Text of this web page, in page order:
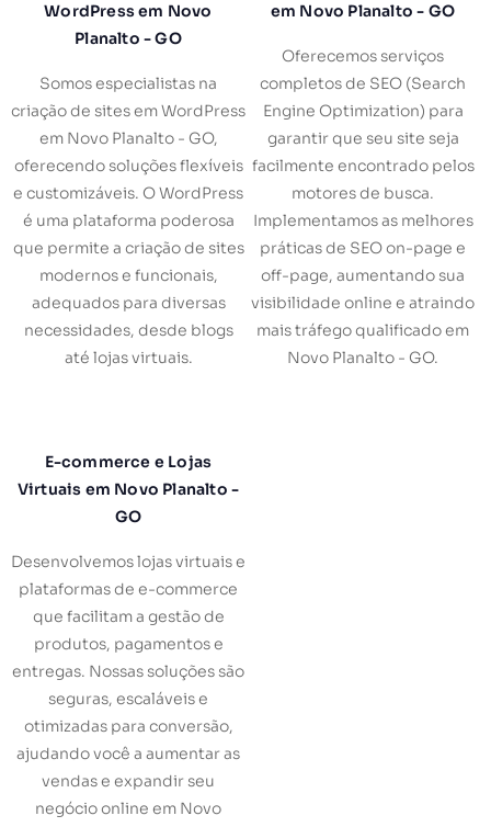
WordPress em Novo
Planalto - GO
Somos especialistas na
criação de sites em WordPress
em Novo Planalto - GO,
oferecendo soluções flexíveis
e customizáveis. O WordPress
é uma plataforma poderosa
que permite a criação de sites
modernos e funcionais,
adequados para diversas
necessidades, desde blogs
até lojas virtuais.
em Novo Planalto - GO
Oferecemos serviços
completos de SEO (Search
Engine Optimization) para
garantir que seu site seja
facilmente encontrado pelos
motores de busca.
Implementamos as melhores
práticas de SEO on-page e
off-page, aumentando sua
visibilidade online e atraindo
mais tráfego qualificado em
Novo Planalto - GO.
E-commerce e Lojas
Virtuais em Novo Planalto -
GO
Desenvolvemos lojas virtuais e
plataformas de e-commerce
que facilitam a gestão de
produtos, pagamentos e
entregas. Nossas soluções são
seguras, escaláveis e
otimizadas para conversão,
ajudando você a aumentar as
vendas e expandir seu
negócio online em Novo